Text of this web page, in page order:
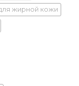
жирной кожи